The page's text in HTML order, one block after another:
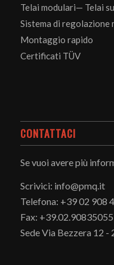
Telai modulari— Telai
Sistema di regolazione
Montaggio rapido
Certificati TÜV
CONTATTACI
Se vuoi avere più
Scrivici: info@pmq.it
Telefona: +39 02 908
Fax: +39.02.90835055
Sede Via Bezzera 12